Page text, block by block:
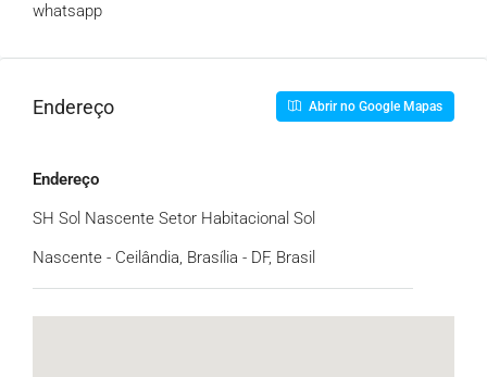
whatsapp
Endereço Abrir no Google Mapas
Endereço
SH Sol Nascente Setor Habitacional Sol
Nascente - Ceilândia, Brasília - DF, Brasil